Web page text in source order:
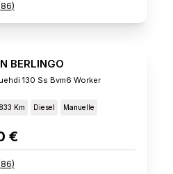
86)
BERLINGO
130 Ss Bvm6 Worker
Km Diesel Manuelle
€
86)